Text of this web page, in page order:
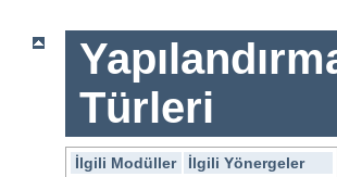
Türleri
İlgili Modüller
İlgili Yönergeler